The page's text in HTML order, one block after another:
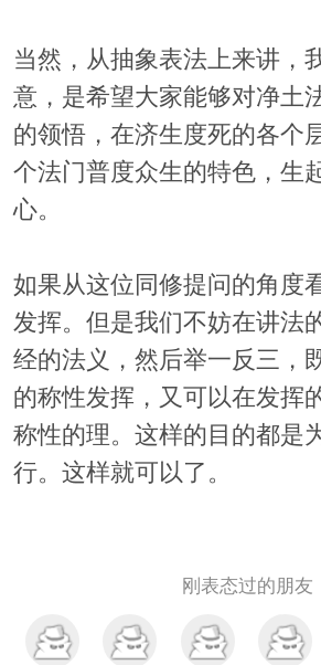
当然，从抽象表法上来讲，
意，是希望大家能够对净土
的领悟，在济生度死的各个
个法门普度众生的特色，生
心。
如果从这位同修提问的角度
发挥。但是我们不妨在讲法
经的法义，然后举一反三，
的称性发挥，又可以在发挥
称性的理。这样的目的都是
行。这样就可以了。
刚表态过的朋友